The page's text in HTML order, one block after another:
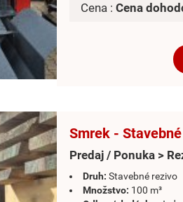
Cena : Cena
Smrek -
Predaj / Ponuka >
Druh: Stavebné rezivo
Množstvo: 100 m³